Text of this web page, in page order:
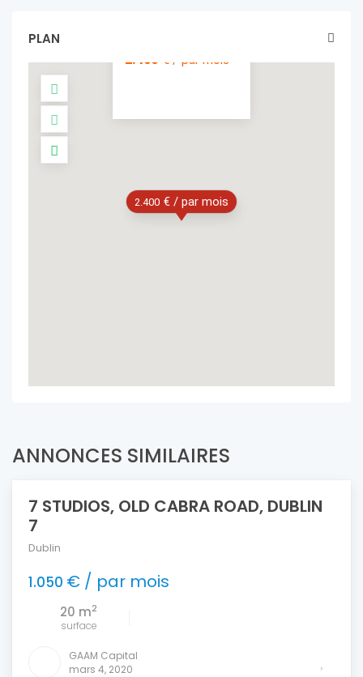
PLAN
2.400 € / par mois
2.400 € / par mois
ANNONCES SIMILAIRES
7 STUDIOS, OLD CABRA ROAD, DUBLIN
7
Dublin
1.050 € / par mois
20 m2
surface
GAAM Capital
mars 4, 2020